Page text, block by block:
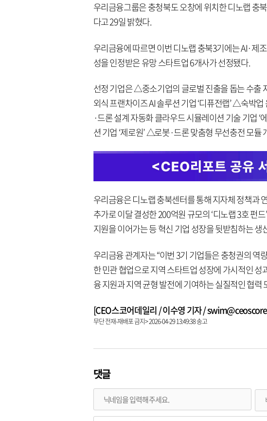
우리금융그룹은 충청북도 오창에 위치한 디노랩 충
다고 29일 밝혔다.
우리금융에 따르면 이번 디노랩 충북3기에는 AI·제
성을 인정받은 유망 스타트업 6개사가 선정됐다.
선정 기업은 △중소기업의 글로벌 진출을 돕는 수출
외식 프랜차이즈 AI 솔루션 기업 ‘디퓨전랩’ △숙박
·드론 설계 자동화 클라우드 시뮬레이션 기술 기업
션 기업 ‘제로원’ △로봇·드론 맞춤형 무선충전 모듈
우리금융은 디노랩 충북센터를 통해 지자체 정책과
추가로 이달 결성한 200억원 규모의 ‘디노랩 3호 펀
지원을 이어가는 등 혁신 기업 성장을 뒷받침하는
우리금융 관계자는 “이번 3기 기업들은 충청권의 역
한 민관 협업으로 지역 스타트업 성장에 가시적인 성
융 지원과 지역 균형 발전에 기여하는 실질적인 협력
[CEO스코어데일리 / 이수영 기자 /
무단 전재-재배포 금지> 2026-04-29 13:49:38 송고
댓글